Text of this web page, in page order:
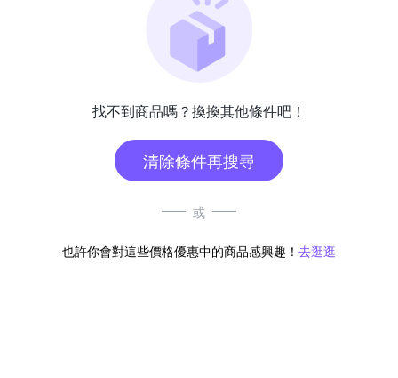
找不到商品嗎？換換其他條件吧！
清除條件再搜尋
或
也許你會對這些價格優惠中的商品感興趣！ 去逛逛